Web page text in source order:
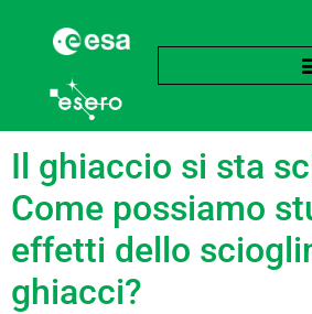
language:
Il ghiaccio si sta
Come possiamo
effetti dello
ghiacci?